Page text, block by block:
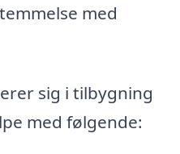
med
sig i tilbygning
med følgende: